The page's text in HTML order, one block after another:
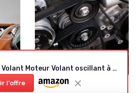
2025
Prévention et Diagnostic des Pannes
2295 001 781 Volant Moteur Volant oscillant à double masse pour Audi A4 B9 AVANT (8W5, 8WD) 2015 - et autres véhicules
l'offre